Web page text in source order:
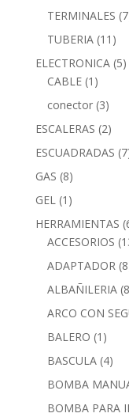
TERMINALES
TUBERIA (11)
ELECTRONICA (5)
CABLE (1)
conector (3)
ESCALERAS (2)
ESCUADRADAS
GAS (8)
GEL (1)
HERRAMIENTAS
ACCESORIOS
ADAPTADOR
ALBAÑILERIA
ARCO CON
BALERO (1)
BASCULA (4)
BOMBA
BOMBA PARA